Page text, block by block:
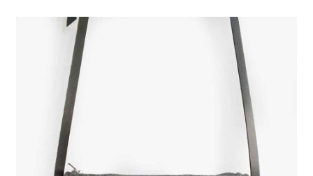
Rucksäcke – Convertibles
Etuis, Börsen, Schlüsselanhänger
Wohnaccessoires
Alpiner Lifestyle
like paper bags